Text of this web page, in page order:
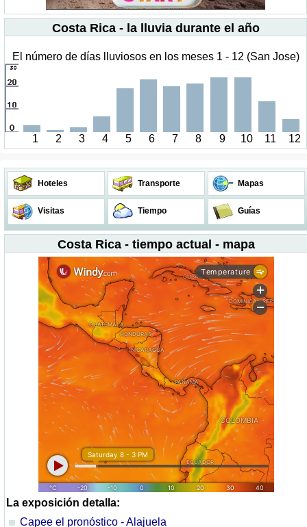
Costa Rica - la lluvia durante el año
El número de días lluviosos en los meses 1 - 12 (San Jose)
1 2 3 4 5 6 7 8 9 10 11 12
Hoteles Transporte Mapas
Visitas Tiempo Guías
Costa Rica - tiempo actual - mapa
La exposición detalla:
Capee el pronóstico - Alajuela